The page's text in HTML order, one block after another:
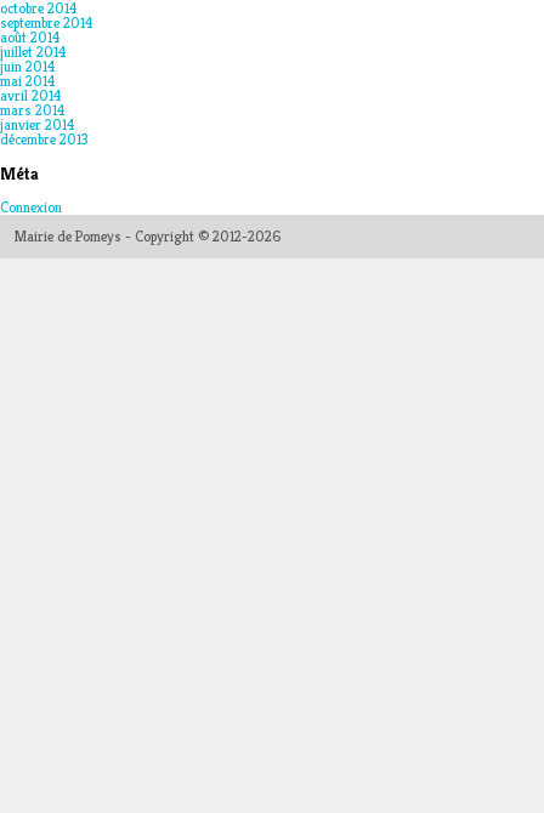
octobre 2014
septembre 2014
août 2014
juillet 2014
juin 2014
mai 2014
avril 2014
mars 2014
janvier 2014
décembre 2013
Méta
Connexion
Mairie de Pomeys - Copyright © 2012-2026